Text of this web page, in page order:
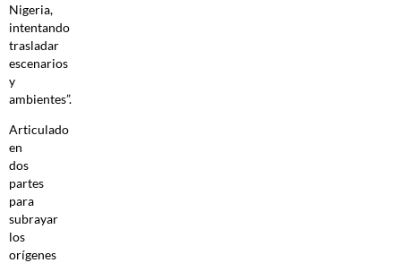
Nigeria,
intentando
trasladar
escenarios
y
ambientes”.
Articulado
en
dos
partes
para
subrayar
los
orígenes